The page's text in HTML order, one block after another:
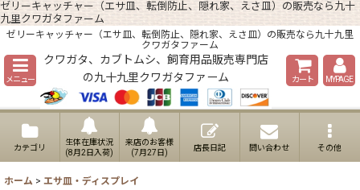
ゼリーキャッチャー（エサ皿、転倒防止、隠れ家、えさ皿）の販売なら九十
九里クワガタファーム
ゼリーキャッチャー（エサ皿、転倒防止、隠れ家、えさ皿）の販売なら九十九里
クワガタファーム
メニュー
クワガタ、カブトムシ、飼育用品販売専門店
の九十九里クワガタファーム
カート MYPAGE
カテゴリ
生体在庫状況
(8月2日入荷)
来店のお客様
(7月27日)
店長日記 問い合わせ その他
ホーム > エサ皿・ディスプレイ